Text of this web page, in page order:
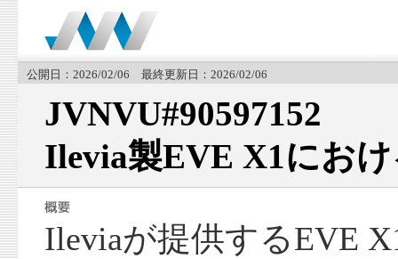
公開日：2026/02/06 最終更新日：2026/02/06
JVNVU#90597152
Ilevia製EVE X1にお
Ileviaが提供するEVE